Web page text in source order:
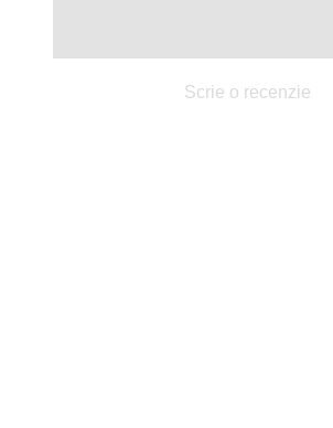
Scrie o recenzie